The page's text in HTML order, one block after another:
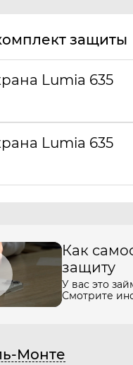
защиты
Lumia 635
Lumia 635
Как
защиту
У вас это
Смотрите
Монте